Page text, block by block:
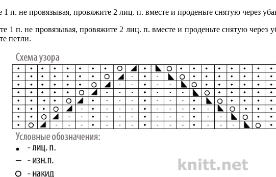
п. не провязывая, провяжите 2 лиц. п. вместе и проденьте снятую через
1 п. не провязывая, провяжите 2 лиц. п. вместе и проденьте снятую
петли.